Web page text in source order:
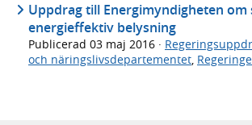
Uppdrag till Energimyndigheten om
energieffektiv belysning
Publicerad 03 maj 2016 ·
och näringslivsdepartementet,